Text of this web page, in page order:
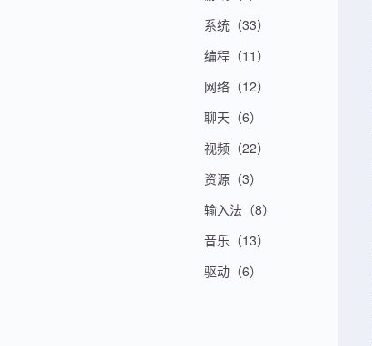
系统（33）
编程（11）
网络（12）
聊天（6）
视频（22）
资源（3）
输入法（8）
音乐（13）
驱动（6）